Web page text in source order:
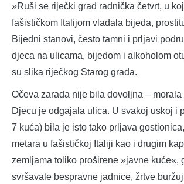
»Ruši se riječki grad radnička četvrt, u
fašističkom Italijom vladala bijeda,
Bijedni stanovi, često tamni i prljavi
djeca na ulicama, bijedom i alkoholom
su slika riječkog Starog grada.
Očeva zarada nije bila dovoljna – morala
Djecu je odgajala ulica. U svakoj uskoj i
7 kuća) bila je isto tako prljava
metara u fašističkoj Italiji kao i drugim
zemljama toliko proširene »javne kuće«,
svršavale bespravne jadnice, žrtve